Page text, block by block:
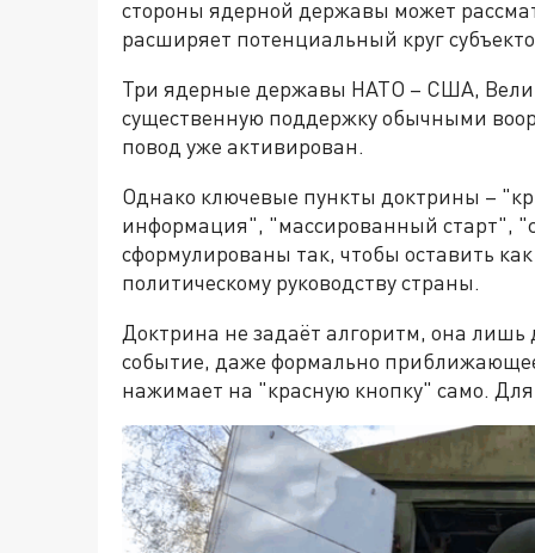
стороны ядерной державы может
расширяет потенциальный круг
Три ядерные державы НАТО – США,
существенную поддержку обычными
повод уже активирован.
Однако ключевые пункты доктрины –
информация", "массированный старт",
сформулированы так, чтобы оставить
политическому руководству страны.
Доктрина не задаёт алгоритм, она
событие, даже формально
нажимает на "красную кнопку" само. Для